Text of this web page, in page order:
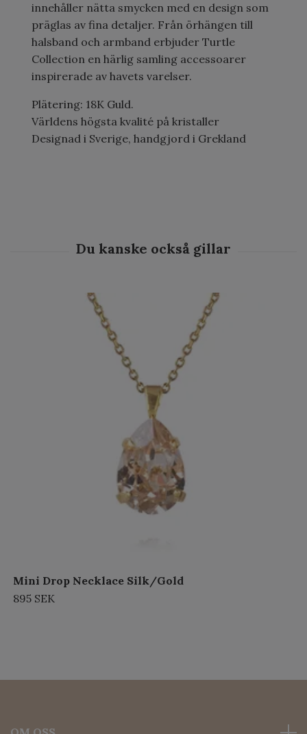
innehåller nätta smycken med en design som
präglas av fina detaljer. Från örhängen till
halsband och armband erbjuder Turtle
Collection en härlig samling accessoarer
inspirerade av havets varelser.
Plätering: 18K Guld.
Världens högsta kvalité på kristaller
Designad i Sverige, handgjord i Grekland
Mini Drop Necklace Silk/Gold
895 SEK